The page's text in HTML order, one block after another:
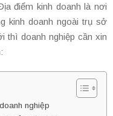
điểm kinh doanh là nơi
kinh doanh ngoài trụ sở
thì doanh nghiệp cần xin
nghiệp